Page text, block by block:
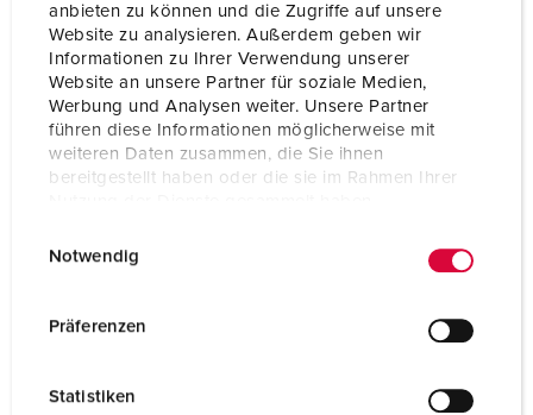
anbieten zu können und die Zugriffe auf unsere
Website zu analysieren. Außerdem geben wir
Informationen zu Ihrer Verwendung unserer
Website an unsere Partner für soziale Medien,
Werbung und Analysen weiter. Unsere Partner
führen diese Informationen möglicherweise mit
weiteren Daten zusammen, die Sie ihnen
bereitgestellt haben oder die sie im Rahmen Ihrer
Notwendig
Präferenzen
Statistiken
Kontakt standard
Schutzart IP67
Gewicht 333 g
Prüfzeichen
CB Zertifikat
VDE